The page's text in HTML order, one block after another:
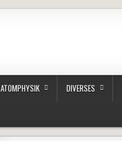
ATOMPHYSIK DIVERSES